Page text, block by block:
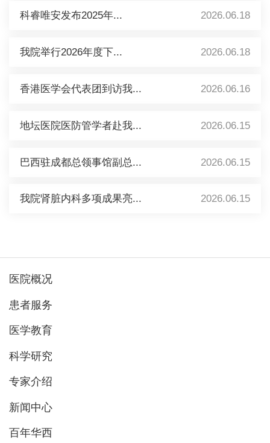
科睿唯安发布2025年... 2026.06.18
我院举行2026年度下... 2026.06.18
香港医学会代表团到访我... 2026.06.16
地坛医院医防管学者赴我... 2026.06.15
巴西驻成都总领事馆副总... 2026.06.15
我院肾脏内科多项成果亮... 2026.06.15
医院概况
患者服务
医学教育
科学研究
专家介绍
新闻中心
百年华西